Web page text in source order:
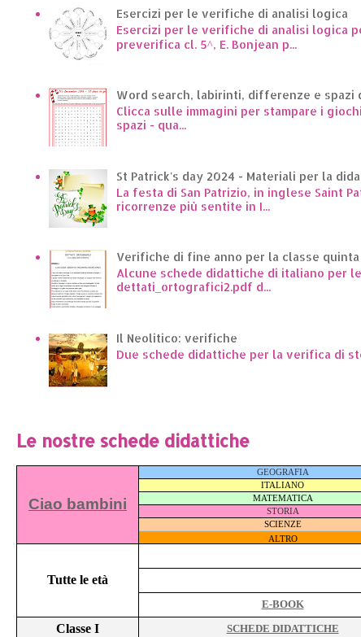
Esercizi per le verifiche di analisi logica
Esercizi per le verifiche di analisi logica
preverifica cl. 5^, E. Bonjean p...
Word search, labirinti, differenze e spazi
Clicca sulle immagini per stampare i
spazi - qua...
St Patrick's day 2024 - Materiali per la
La festa di San Patrizio, in inglese Saint
ricorrenze più sentite in I...
Verifiche di fine anno per la classe quinta
Alcune schede didattiche di italiano per
dettati_ortografici2.pdf d...
Il Neolitico: verifiche
Due schede didattiche per la verifica di
Le nostre schede didattiche
Ciao bambini
GEOGRAFIA
ITALIANO
MATEMATICA
STORIA
SCIENZE
ALTRO
Tutte le età
E-BOOK
Classe I SCHEDE DIDATTICHE